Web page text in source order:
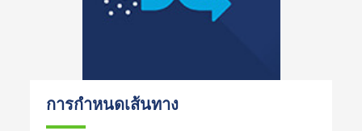
การกำหนดเส้นทาง